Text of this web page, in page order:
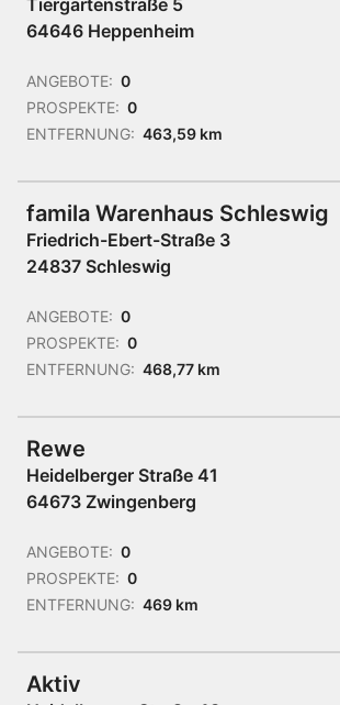
Tiergartenstraße 5
64646 Heppenheim
ANGEBOTE: 0
PROSPEKTE: 0
ENTFERNUNG: 463,59 km
famila Warenhaus Schleswig
Friedrich-Ebert-Straße 3
24837 Schleswig
ANGEBOTE: 0
PROSPEKTE: 0
ENTFERNUNG: 468,77 km
Rewe
Heidelberger Straße 41
64673 Zwingenberg
ANGEBOTE: 0
PROSPEKTE: 0
ENTFERNUNG: 469 km
Aktiv